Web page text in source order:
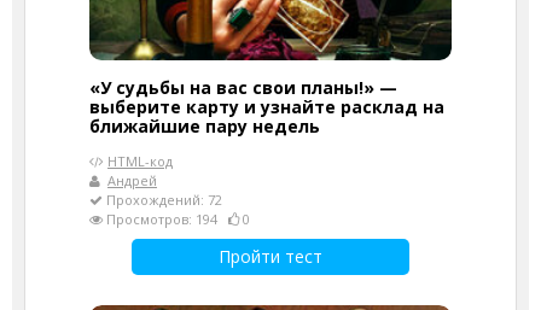
«У судьбы на вас свои планы!» —
выберите карту и узнайте расклад на
ближайшие пару недель
HTML-код
Андрей
Прохождений: 72
Просмотров: 194
0
Пройти тест